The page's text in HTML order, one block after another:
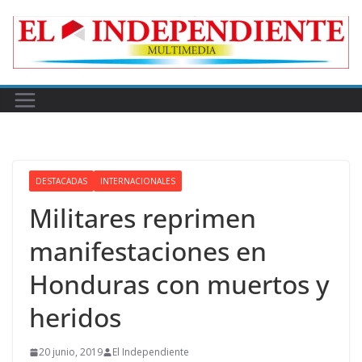
DESTACADAS INTERNACIONALES
Militares reprimen
manifestaciones en
Honduras con muertos y
heridos
20 junio, 2019 El Independiente